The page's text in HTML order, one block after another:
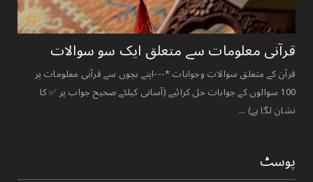
قرآنی ‏معلومات ‏سے ‏متعلق ‏ایک ‏سو ‏سوالات ‏
قرآن کے متعلق سوالات وجوابات *---اپنے بچوں سے قرآنی معلومات پر
100 سوالوں کے جوابات حل کرائیے (آسانی کیلئے صحیح جواب پر ✅ کا
نشان لگا ہے) ...
پوسٹ